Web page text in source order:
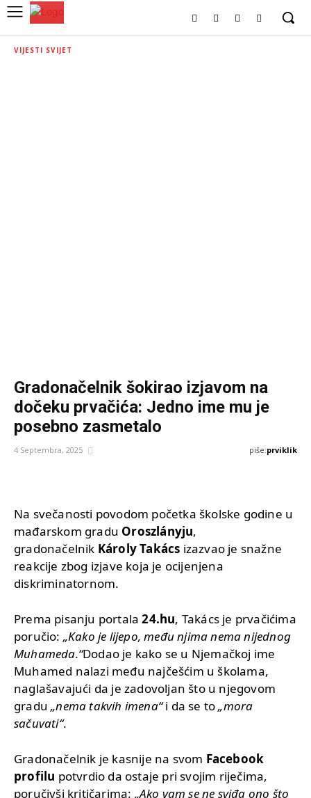
VIJESTI SVIJET
Gradonačelnik šokirao izjavom na
dočeku prvačića: Jedno ime mu je
posebno zasmetalo
4 Septembra, 2025 piše:prviklik
Na svečanosti povodom početka školske godine u
mađarskom gradu Oroszlányju,
gradonačelnik Károly Takács izazvao je snažne
reakcije zbog izjave koja je ocijenjena
diskriminatornom.
Prema pisanju portala24.hu, Takács je prvačićima
poručio: „Kako je lijepo, među njima nema nijednog
Muhameda.“Dodao je kako se u Njemačkoj ime
Muhamed nalazi među najčešćim u školama,
naglašavajući da je zadovoljan što u njegovom
gradu„nema takvih imena“i da se to„mora
sačuvati“.
Gradonačelnik je kasnije na svom Facebook
profilu potvrdio da ostaje pri svojim riječima,
poručivši kritičarima: „Ako vam se ne sviđa ono što